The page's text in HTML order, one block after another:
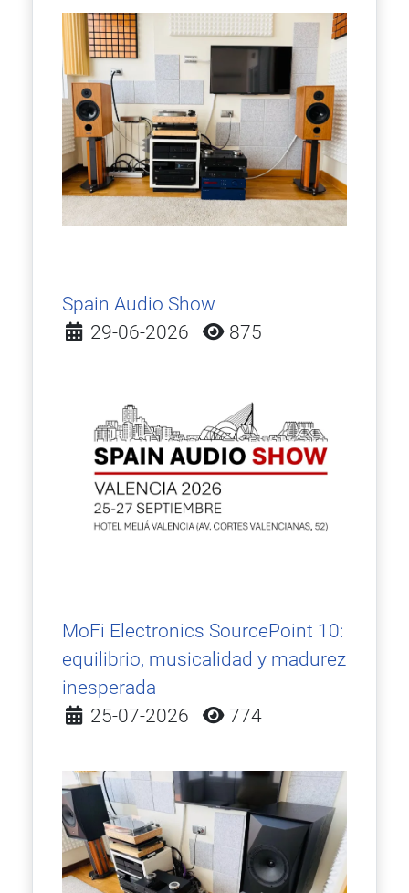
Spain Audio Show
Detalles
29-06-2026 875
MoFi Electronics SourcePoint 10:
equilibrio, musicalidad y madurez
inesperada
Detalles
25-07-2026 774